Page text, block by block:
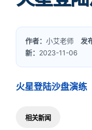
作者：小艾老师 发
新： 2023-11-06
火星登陆沙盘演练
相关新闻